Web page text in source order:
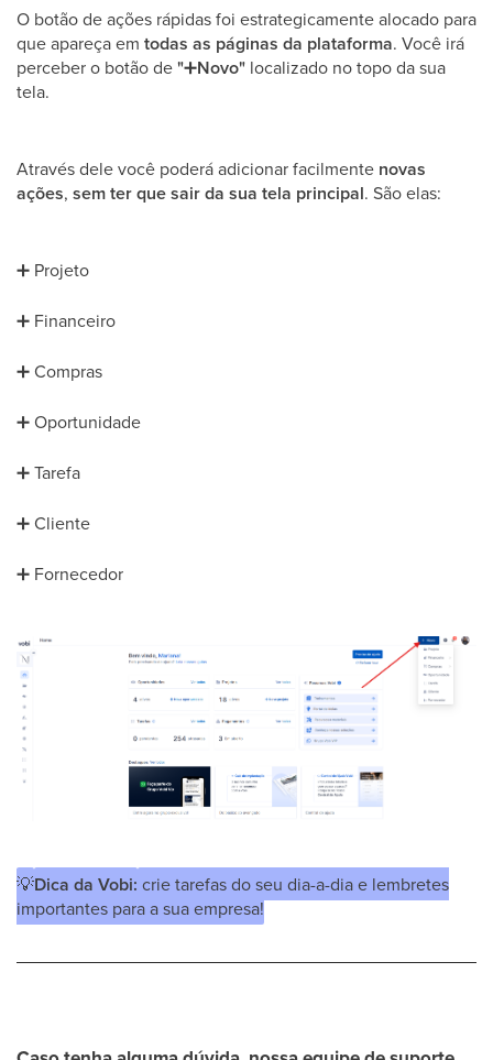
O botão de ações rápidas foi estrategicamente alocado para
que apareça em todas as páginas da plataforma. Você irá
perceber o botão de"➕Novo" localizado no topo da sua
tela.
Através dele você poderá adicionar facilmente novas
ações, sem ter que sair da sua tela principal. São elas:
➕ Projeto
➕ Financeiro
➕Compras
➕Oportunidade
➕Tarefa
➕Cliente
➕ Fornecedor
💡Dica da Vobi: crie tarefas do seu dia-a-dia e lembretes
importantes para a sua empresa!